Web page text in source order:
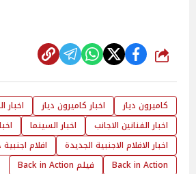
شارك
كاميرون دياز اخبار كاميرون دياز اخبار
اخبار الفنانين الاجانب
اخبار السينما
اخبار الافلام الاجنبية الجديدة
افلام
Back in Action
فيلم Back in Action